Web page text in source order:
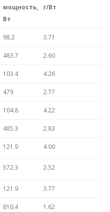
мощность,
Вт
г/Вт
98.2 3.71
483.7 2.60
103.4 4.26
479 2.77
104.8 4.22
485.3 2.83
121.9 4.00
572.3 2.52
121.9 3.77
810.4 1.62